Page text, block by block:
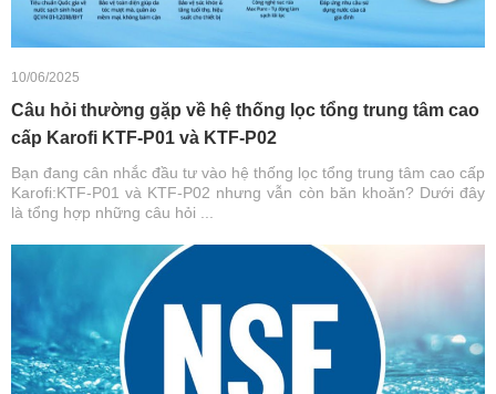
10/06/2025
Câu hỏi thường gặp về hệ thống lọc tổng trung tâm cao
cấp Karofi KTF-P01 và KTF-P02
Bạn đang cân nhắc đầu tư vào hệ thống lọc tổng trung tâm cao cấp
Karofi:KTF-P01 và KTF-P02 nhưng vẫn còn băn khoăn? Dưới đây
là tổng hợp những câu hỏi ...